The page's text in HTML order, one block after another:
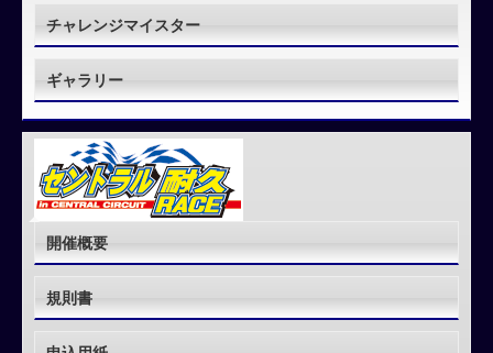
チャレンジマイスター
ギャラリー
開催概要
規則書